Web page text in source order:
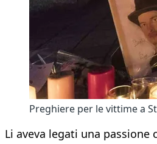
Preghiere per le vittime a
Li aveva legati una passione